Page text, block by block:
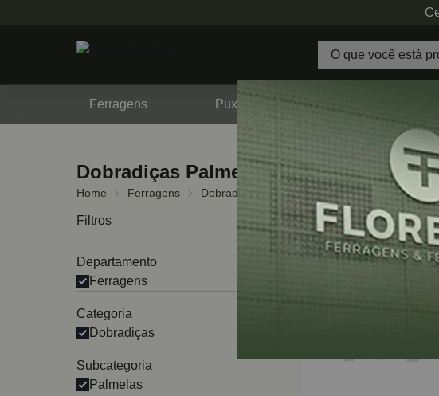
Ferragens Puxadores
Dobradiças Palmelas
Home Ferragens Dobradiças Palmelas
Filtros
Departamento
Ferragens
Categoria
Dobradiças
Subcategoria
Palmelas
1 PRODUTOS